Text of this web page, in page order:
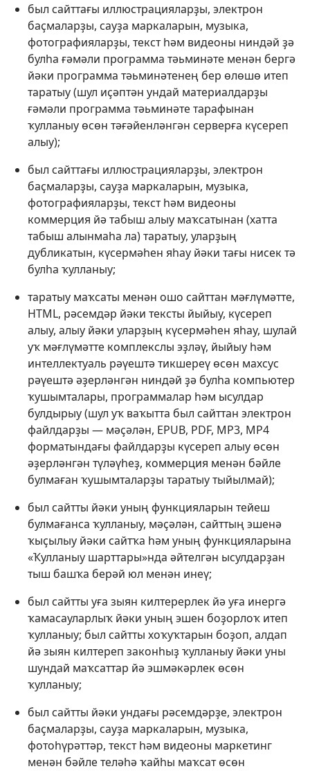
был сайттағы иллюстрацияларҙы, электрон
баҫмаларҙы, сауҙа маркаларын, музыка,
фотографияларҙы, текст һәм видеоны ниндәй ҙә
булһа ғәмәли программа тәьминәте менән бергә
йәки программа тәьминәтенең бер өлөшө итеп
таратыу (шул иҫәптән ундай материалдарҙы
ғәмәли программа тәьминәте тарафынан
ҡулланыу өсөн тәғәйенләнгән серверға күсереп
алыу);
был сайттағы иллюстрацияларҙы, электрон
баҫмаларҙы, сауҙа маркаларын, музыка,
фотографияларҙы, текст һәм видеоны
коммерция йә табыш алыу маҡсатынан (хатта
табыш алынмаһа ла) таратыу, уларҙың
дубликатын, күсермәһен яһау йәки тағы нисек тә
булһа ҡулланыу;
таратыу маҡсаты менән ошо сайттан мәғлүмәтте,
HTML, рәсемдәр йәки тексты йыйыу, күсереп
алыу, алыу йәки уларҙың күсермәһен яһау, шулай
уҡ мәғлүмәтте комплекслы эҙләү, йыйыу һәм
интеллектуаль рәүештә тикшереү өсөн махсус
рәүештә әҙерләнгән ниндәй ҙә булһа компьютер
ҡушымталары, программалар һәм ысулдар
булдырыу (шул уҡ ваҡытта был сайттан электрон
файлдарҙы — мәҫәлән, EPUB, PDF, MP3, MP4
форматындағы файлдарҙы күсереп алыу өсөн
әҙерләнгән түләүһеҙ, коммерция менән бәйле
булмаған ҡушымталарҙы таратыу тыйылмай);
был сайтты йәки уның функцияларын тейеш
булмағанса ҡулланыу, мәҫәлән, сайттың эшенә
ҡыҫылыу йәки сайтҡа һәм уның функцияларына
«Ҡулланыу шарттары»нда әйтелгән ысулдарҙан
тыш башҡа берәй юл менән инеү;
был сайтты уға зыян килтерерлек йә уға инергә
ҡамасауларлыҡ йәки уның эшен боҙорлоҡ итеп
ҡулланыу; был сайтты хоҡуҡтарын боҙоп, алдап
йә зыян килтереп законһыҙ ҡулланыу йәки уны
шундай маҡсаттар йә эшмәкәрлек өсөн
ҡулланыу;
был сайтты йәки ундағы рәсемдәрҙе, электрон
баҫмаларҙы, сауҙа маркаларын, музыка,
фотоһүрәттәр, текст һәм видеоны маркетинг
менән бәйле теләһә ҡайһы маҡсат өсөн